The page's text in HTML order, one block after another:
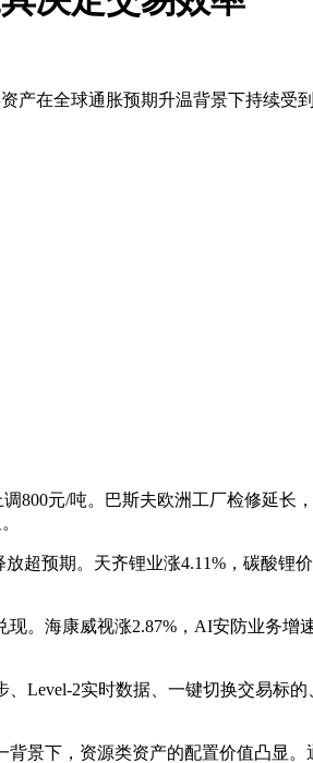
产在全球通胀预期升温背景下持续受
800元/吨。巴斯夫欧洲工厂检修延长
超预期。天齐锂业涨4.11%，碳酸锂
。海康威视涨2.87%，AI安防业务增
Level-2实时数据、一键切换交易标
景下，资源类资产的配置价值凸显